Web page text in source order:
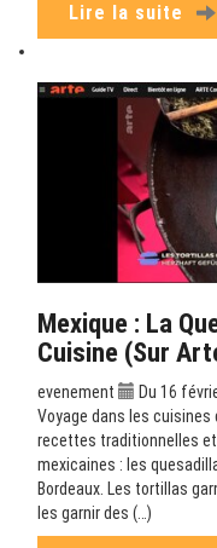
Lire la suite
Mexique : La
Cuisine (sur
evenement
Du 16
Voyage dans les cuisines
recettes traditionnelles
mexicaines : les
Bordeaux. Les tortillas
les garnir des (…)